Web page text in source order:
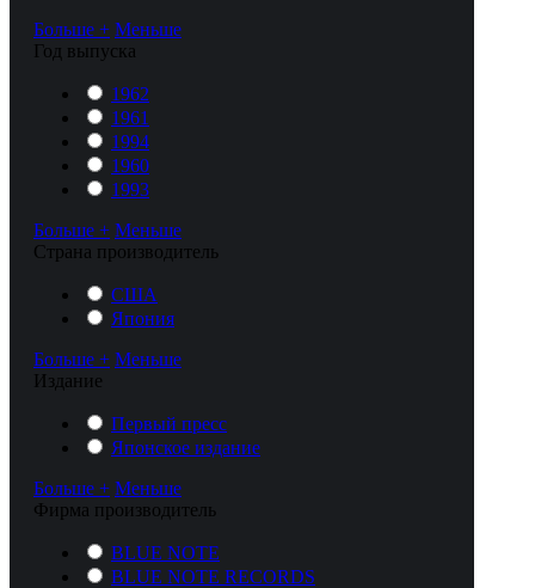
Больше + Меньше
Год выпуска
1962
1961
1994
1960
1993
Больше + Меньше
Cтрана производитель
США
Япония
Больше + Меньше
Издание
Первый пресс
Японское издание
Больше + Меньше
Фирма производитель
BLUE NOTE
BLUE NOTE RECORDS